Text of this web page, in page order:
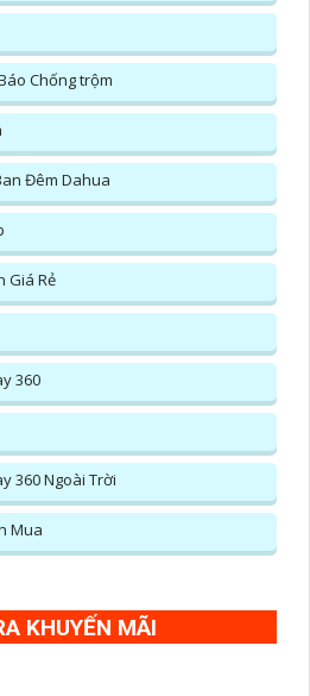
Chống trộm
Đêm Dahua
Giá Rẻ
360
360 Ngoài Trời
Mua
KHUYẾN MÃI